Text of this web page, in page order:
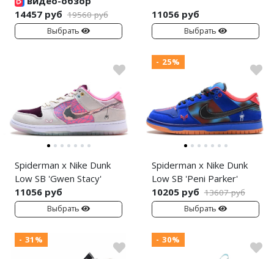
14457 руб 19560 руб
Выбрать
11056 руб
Выбрать
Spiderman x Nike Dunk
Low SB 'Gwen Stacy'
11056 руб
Выбрать
- 25%
Spiderman x Nike Dunk
Low SB 'Peni Parker'
10205 руб 13607 руб
Выбрать
- 31% - 30%